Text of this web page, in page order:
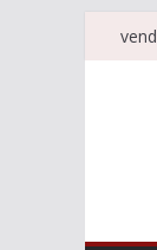
Passer